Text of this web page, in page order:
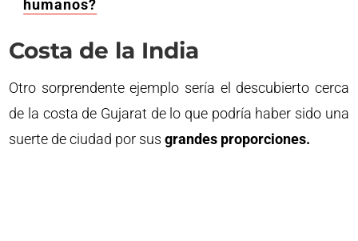
humanos?
Costa de la India
Otro sorprendente ejemplo sería el descubierto cerca
de la costa de Gujarat de lo que podría haber sido una
suerte de ciudad por susgrandes proporciones.